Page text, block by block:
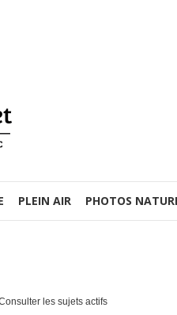
PLEIN AIR PHOTOS
les sujets actifs